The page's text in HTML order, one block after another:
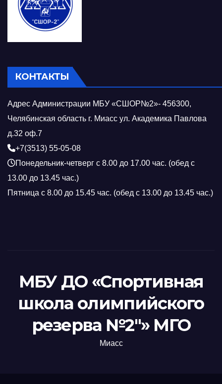
КОНТАКТЫ
Адрес Администрации МБУ «СШОР№2»- 456300,
Челябинская область г. Миасс ул. Академика Павлова
д.32 оф.7
+7(3513) 55-05-08
Понедельник-четверг с 8.00 до 17.00 час. (обед с
13.00 до 13.45 час.)
Пятница с 8.00 до 15.45 час. (обед с 13.00 до 13.45 час.)
МБУ ДО «Спортивная
школа олимпийского
резерва №2"» МГО
Миасс